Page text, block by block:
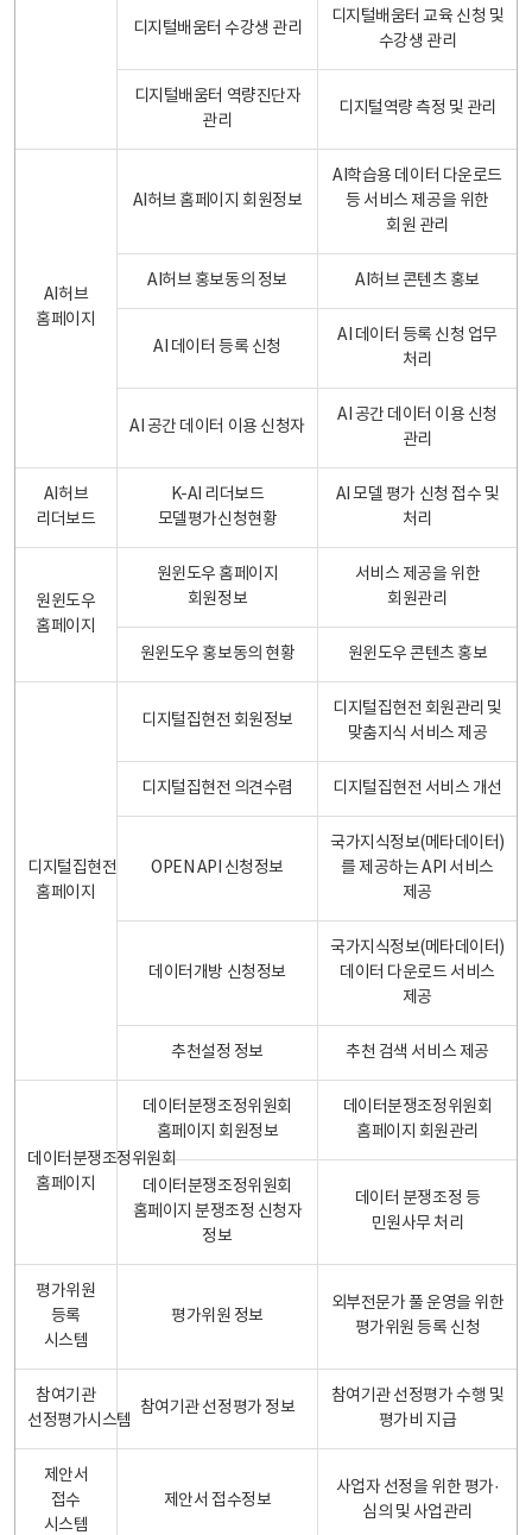
디지털배움터 수강생 관리
디지털배움터 교육 신청 및
수강생 관리
디지털배움터 역량진단자
관리
디지털역량 측정 및 관리
AI허브
홈페이지
AI허브 홈페이지 회원정보
AI학습용 데이터 다운로드
등 서비스 제공을 위한
회원 관리
AI허브 홍보동의 정보 AI허브 콘텐츠 홍보
AI 데이터 등록 신청
AI 데이터 등록 신청 업무
처리
AI 공간 데이터 이용 신청자
AI 공간 데이터 이용 신청
관리
AI허브
리더보드
K-AI 리더보드
모델평가신청현황
AI 모델 평가 신청 접수 및
처리
원윈도우
홈페이지
원윈도우 홈페이지
회원정보
서비스 제공을 위한
회원관리
원윈도우 홍보동의 현황 원윈도우 콘텐츠 홍보
디지털집현전
홈페이지
디지털집현전 회원정보
디지털집현전 회원관리 및
맞춤지식 서비스 제공
디지털집현전 의견수렴 디지털집현전 서비스 개선
OPEN API 신청정보
국가지식정보(메타데이터)
를 제공하는 API 서비스
제공
데이터개방 신청정보
국가지식정보(메타데이터)
데이터 다운로드 서비스
제공
추천설정 정보 추천 검색 서비스 제공
데이터분쟁조정위원회
홈페이지
데이터분쟁조정위원회
홈페이지 회원정보
데이터분쟁조정위원회
홈페이지 회원관리
데이터분쟁조정위원회
홈페이지 분쟁조정 신청자
정보
데이터 분쟁조정 등
민원사무 처리
평가위원
등록
시스템
평가위원 정보
외부전문가 풀 운영을 위한
평가위원 등록 신청
참여기관
선정평가시스템
참여기관 선정평가 정보
참여기관 선정평가 수행 및
평가비 지급
제안서
접수
시스템
제안서 접수정보
사업자 선정을 위한 평가·
심의 및 사업관리